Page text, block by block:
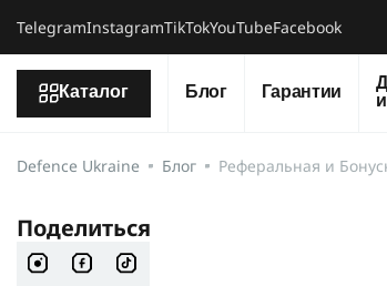
TelegramInstagramTikTokYouTubeFacebook
Каталог Блог Гарантии
Defence Ukraine Блог Реферальная и
Поделиться